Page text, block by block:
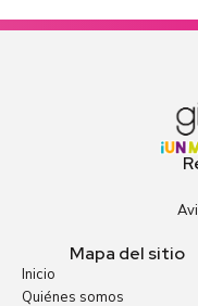
Mapa del sitio
Inicio
Quiénes somos